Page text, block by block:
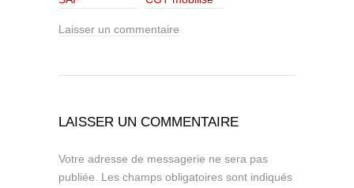
Laisser un commentaire
LAISSER UN COMMENTAIRE
Votre adresse de messagerie ne sera pas
publiée. Les champs obligatoires sont indiqués